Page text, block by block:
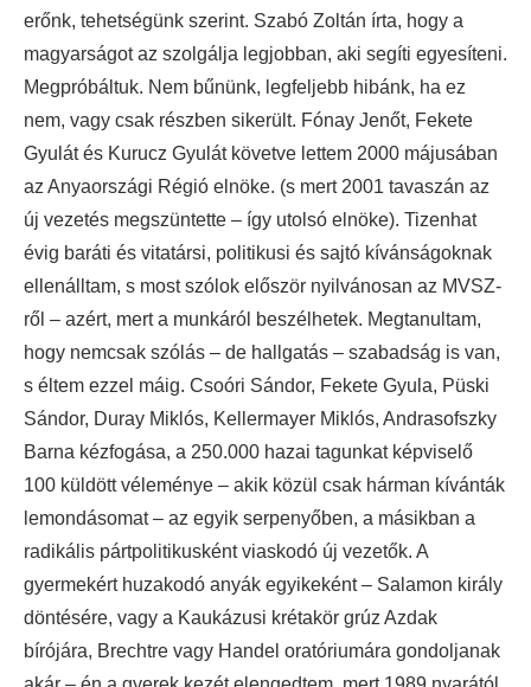
erőnk, tehetségünk szerint. Szabó Zoltán írta, hogy a
magyarságot az szolgálja legjobban, aki segíti egyesíteni.
Megpróbáltuk. Nem bűnünk, legfeljebb hibánk, ha ez
nem, vagy csak részben sikerült. Fónay Jenőt, Fekete
Gyulát és Kurucz Gyulát követve lettem 2000 májusában
az Anyaországi Régió elnöke. (s mert 2001 tavaszán az
új vezetés megszüntette – így utolsó elnöke). Tizenhat
évig baráti és vitatársi, politikusi és sajtó kívánságoknak
ellenálltam, s most szólok először nyilvánosan az MVSZ-
ről – azért, mert a munkáról beszélhetek. Megtanultam,
hogy nemcsak szólás – de hallgatás – szabadság is van,
s éltem ezzel máig. Csoóri Sándor, Fekete Gyula, Püski
Sándor, Duray Miklós, Kellermayer Miklós, Andrasofszky
Barna kézfogása, a 250.000 hazai tagunkat képviselő
100 küldött véleménye – akik közül csak hárman kívánták
lemondásomat – az egyik serpenyőben, a másikban a
radikális pártpolitikusként viaskodó új vezetők. A
gyermekért huzakodó anyák egyikeként – Salamon király
döntésére, vagy a Kaukázusi krétakör grúz Azdak
bírójára, Brechtre vagy Handel oratóriumára gondoljanak